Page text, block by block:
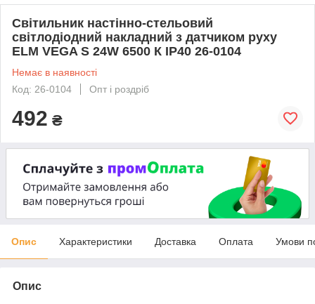
Світильник настінно-стельовий
світлодіодний накладний з датчиком руху
ELM VEGA S 24W 6500 К IP40 26-0104
Немає в наявності
Код: 26-0104
Опт і роздріб
492 ₴
Опис Характеристики Доставка Оплата Умови
Опис